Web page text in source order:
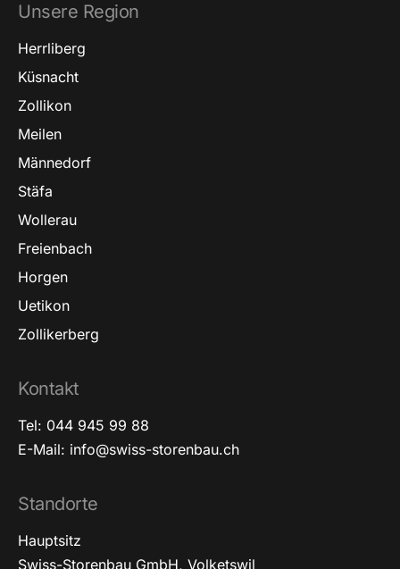
Unsere Region
Herrliberg
Küsnacht
Zollikon
Meilen
Männedorf
Stäfa
Wollerau
Freienbach
Horgen
Uetikon
Zollikerberg
Kontakt
Tel: 044 945 99 88
E-Mail: info@swiss-storenbau.ch
Standorte
Hauptsitz
Swiss-Storenbau GmbH, Volketswil